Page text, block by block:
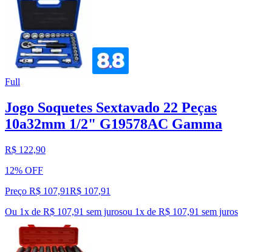
Full
Jogo Soquetes Sextavado 22 Peças
10a32mm 1/2" G19578AC Gamma
R$ 122,90
12% OFF
Preço R$ 107,91R$ 107,91
Ou 1x de R$ 107,91 sem jurosou 1x de R$ 107,91 sem juros